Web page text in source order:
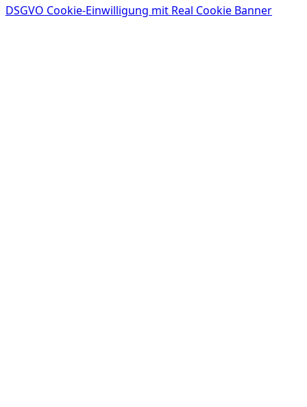
DSGVO Cookie-Einwilligung mit Real Cookie Banner